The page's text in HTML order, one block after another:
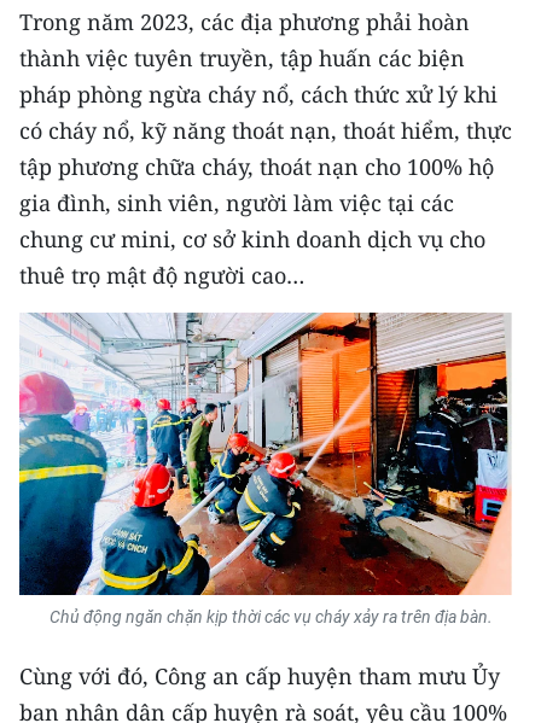
ENGLISH
中文
FRANÇAIS
РУССКИЙ
ESPAÑOL
Trong năm 2023, các địa phương phải hoàn
thành việc tuyên truyền, tập huấn các biện
pháp phòng ngừa cháy nổ, cách thức xử lý khi
có cháy nổ, kỹ năng thoát nạn, thoát hiểm, thực
tập phương chữa cháy, thoát nạn cho 100% hộ
gia đình, sinh viên, người làm việc tại các
chung cư mini, cơ sở kinh doanh dịch vụ cho
thuê trọ mật độ người cao…
Chủ động ngăn chặn kịp thời các vụ cháy xảy ra trên địa bàn.
Cùng với đó, Công an cấp huyện tham mưu Ủy
ban nhân dân cấp huyện rà soát, yêu cầu 100%